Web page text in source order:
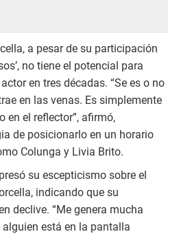
a pesar de su participación
no tiene el potencial para
en tres décadas. “Se es o no
en las venas. Es simplemente
en el reflector”, afirmó,
de posicionarlo en un horario
Colunga y Livia Brito.
su escepticismo sobre el
indicando que su
declive. “Me genera mucha
está en la pantalla